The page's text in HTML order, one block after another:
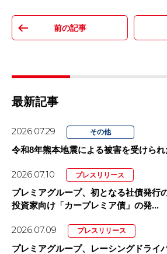
最新記事
2026.07.29 その他
令和8年熊本地震による被害を受けら
2026.07.10 プレスリリース
プレミアグループ、初となる社債発行
投資家向け「カープレミア債」の発...
2026.07.09 プレスリリース
プレミアグループ、レーシングドライ